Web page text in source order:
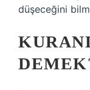
düşeceğini